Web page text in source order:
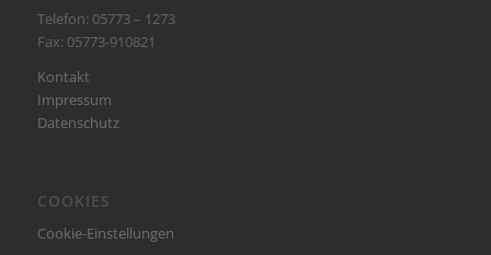
Telefon: 05773 – 1273
Fax: 05773-910821
Kontakt
Impressum
Datenschutz
COOKIES
Cookie-Einstellungen